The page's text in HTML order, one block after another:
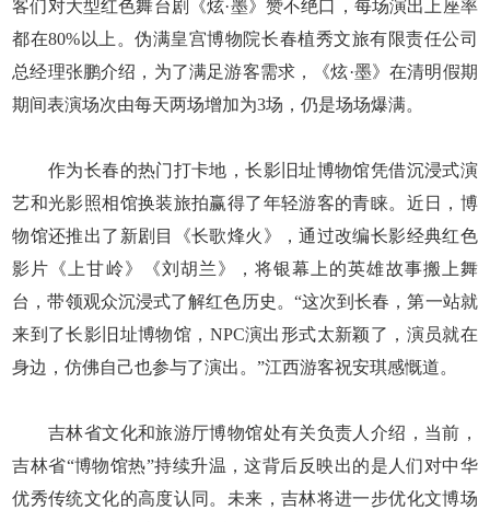
客们对大型红色舞台剧《炫·墨》赞不绝口，每场演出上座率
都在80%以上。伪满皇宫博物院长春植秀文旅有限责任公司
总经理张鹏介绍，为了满足游客需求，《炫·墨》在清明假期
期间表演场次由每天两场增加为3场，仍是场场爆满。
作为长春的热门打卡地，长影旧址博物馆凭借沉浸式演
艺和光影照相馆换装旅拍赢得了年轻游客的青睐。近日，博
物馆还推出了新剧目《长歌烽火》，通过改编长影经典红色
影片《上甘岭》《刘胡兰》，将银幕上的英雄故事搬上舞
台，带领观众沉浸式了解红色历史。“这次到长春，第一站就
来到了长影旧址博物馆，NPC演出形式太新颖了，演员就在
身边，仿佛自己也参与了演出。”江西游客祝安琪感慨道。
吉林省文化和旅游厅博物馆处有关负责人介绍，当前，
吉林省“博物馆热”持续升温，这背后反映出的是人们对中华
优秀传统文化的高度认同。未来，吉林将进一步优化文博场